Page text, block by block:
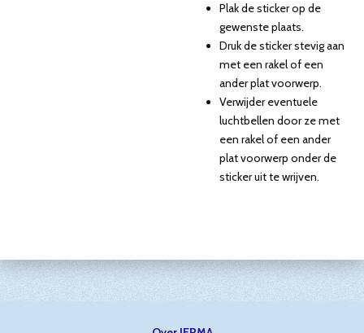
Plak de sticker op de
gewenste plaats.
Druk de sticker stevig aan
met een rakel of een
ander plat voorwerp.
Verwijder eventuele
luchtbellen door ze met
een rakel of een ander
plat voorwerp onder de
sticker uit te wrijven.